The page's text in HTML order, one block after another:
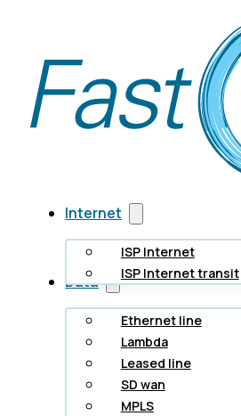
Internet
ISP Internet
ISP Internet transit
Data
Ethernet line
Lambda
Leased line
SD wan
MPLS